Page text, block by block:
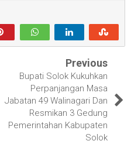
Previous
Bupati Solok Kukuhkan
Perpanjangan Masa
Jabatan 49 Walinagari Dan
Resmikan 3 Gedung
Pemerintahan Kabupaten
Solok